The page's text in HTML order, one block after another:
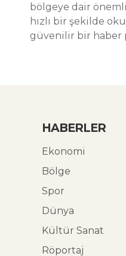
bölgeye dair önemli
hızlı bir şekilde
güvenilir bir haber
HABERLER
Ekonomi
Bölge
Spor
Dünya
Kültür Sanat
Röportaj